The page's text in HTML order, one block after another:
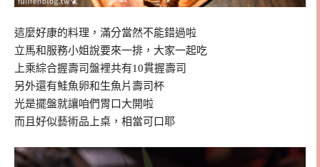
這麼好康的料理，滿分當然不能錯過啦
立馬和服務小姐說要來一排，大家一起吃
上乘綜合握壽司盤裡共有10貫握壽司
另外還有鮭魚卵和生魚片壽司杯
光是擺盤就讓咱們胃口大開啦
而且好似藝術品上桌，相當可口耶